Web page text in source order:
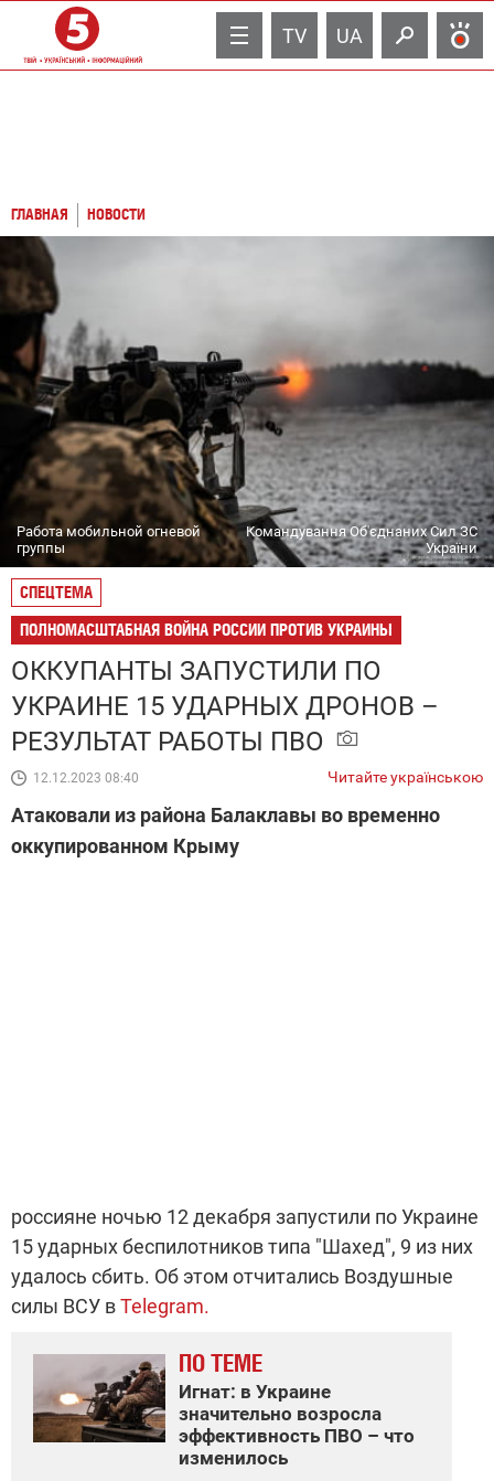
TV UA
ГЛАВНАЯ НОВОСТИ
Работа мобильной огневой
группы
Командування Об'єднаних Сил ЗС
України
СПЕЦТЕМА
ПОЛНОМАСШТАБНАЯ ВОЙНА РОССИИ ПРОТИВ УКРАИНЫ
ОККУПАНТЫ ЗАПУСТИЛИ ПО
УКРАИНЕ 15 УДАРНЫХ ДРОНОВ –
РЕЗУЛЬТАТ РАБОТЫ ПВО
12.12.2023 08:40 Читайте українською
Атаковали из района Балаклавы во временно
оккупированном Крыму
россияне ночью 12 декабря запустили по Украине
15 ударных беспилотников типа "Шахед", 9 из них
удалось сбить. Об этом отчитались Воздушные
силы ВСУ вTelegram.
ПО ТЕМЕ
Игнат: в Украине
значительно возросла
эффективность ПВО – что
изменилось